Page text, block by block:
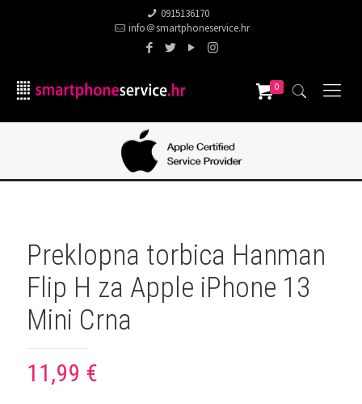
0915136170
info＠smartphoneservice.hr
0
Preklopna torbica Hanman
Flip H za Apple iPhone 13
Mini Crna
11,99 €